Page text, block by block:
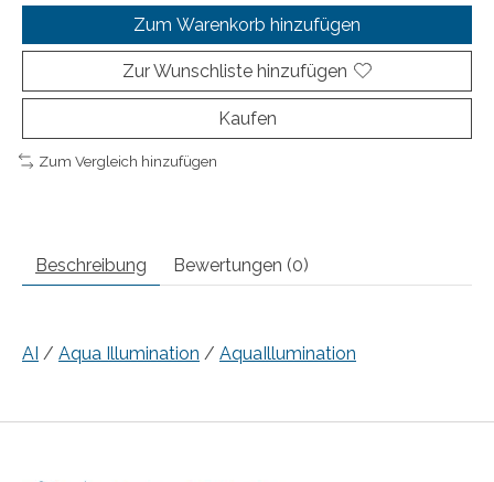
Zum Warenkorb hinzufügen
Zur Wunschliste hinzufügen
Kaufen
Zum Vergleich hinzufügen
Beschreibung Bewertungen (0)
AI / Aqua Illumination / AquaIllumination